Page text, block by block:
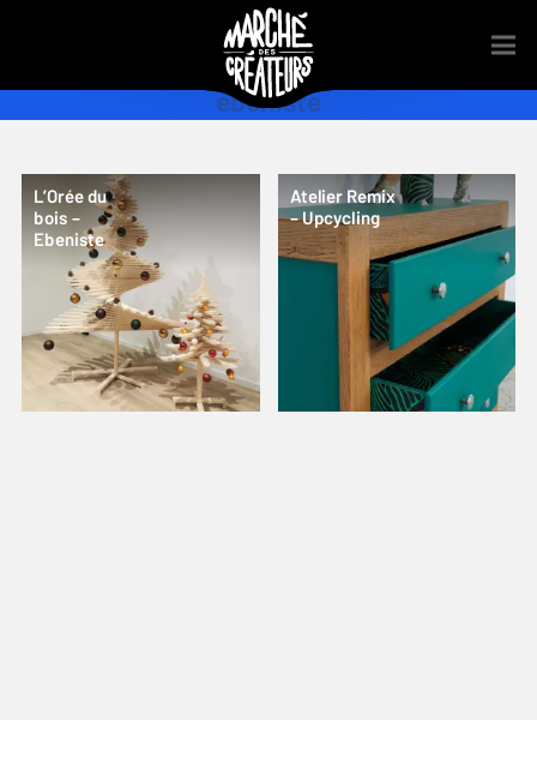
ebeniste
L’Orée du
bois –
Ebeniste
Atelier Remix
– Upcycling